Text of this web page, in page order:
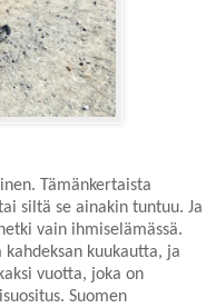
Tämänkertaista
siltä se ainakin tuntuu. Ja
vain ihmiselämässä.
kuukautta, ja
vuotta, joka on
Suomen